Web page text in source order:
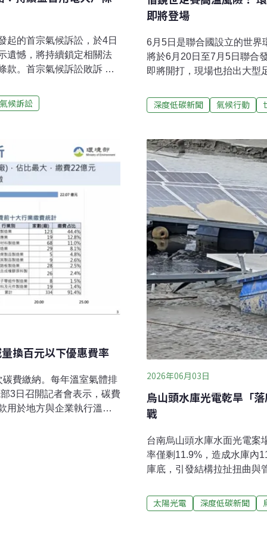
起的首宗氣候訴訟，於4日
遺憾，將持續鎖定相關法
款。首宗氣候訴訟敗訴 最
一定契約用電容量業者，
的《一定契約容量以上
氣候訴訟
即將登場
6月5日是聯合國設立的世界
將於6月20日至7月5日聯合
即將開打，現場也抬出大型
排在萬華區，即因萬華為台
生活。「台灣氣候行動週」
熱島效應，到晚上都還有33
都沒有地方可以去。」氣候
走」遊行，今年將擴大規模
公民，更積極回應氣候挑戰
動網絡研究中心（TCAN）
最大的
深度低碳新聞 氣候行動
換百元以下優惠費率
費繳納。每年溫室氣體排
3日召開記者會表示，碳費
用於地方與企業執行溫室
2026年06月03日
烏山頭水庫光電乾旱「
戰
台南烏山頭水庫水面光電案
率僅剩11.9%，造成水庫內
庫底，引發結構拉扯扭曲與
未來他建議，水庫管理單位
水位變化資訊。水庫蓄水率
太陽光電 深度低碳新聞